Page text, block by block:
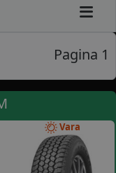
Pagina 1
Vara